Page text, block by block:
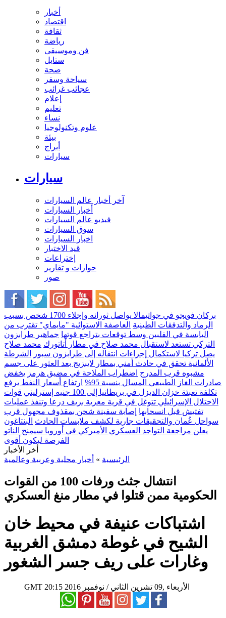
أخبار
اقتصاد
ثقافة
رياضة
فن وموسيقى
ستايل
صحة
سياحة وسفر
عجائب غرائب
إعلام
تعليم
نساء
علوم وتكنولوجيا
بيئة
أبراج
سيارات
سيارات
آخر أخبار عالم السيارات
أخبار السيارات
فيديو عالم السيارات
سوق السيارات
اخبار السيارات
قيد الاختبار
إختراعات
حوارات و تقارير
صور
بركان فويجو في جواتيمالا يواصل ثورانه وإجلاء 1700 شخص بسبب
الرماد والتدفقات الطينية العاصفة الاستوائية "مايماي" تقترب من
اليابسة في الفلبين وسط توقعات بتراجع قوتها جماهير طرابزون
التركي تستعد لاستقبال محمد صلاح في مطار أتاتورك محمد صلاح
يصل تركيا لاستكمال إجراءات انتقاله إلى طرابزون سبور
الشرطة
الألمانية تحقق في حادث أمني بمطار لايبزيج بعد العثور على جسم
مشبوه قرب المدرج اضطراب الملاحة في مضيق هرمز يخفض
صادرات الغاز الطبيعي المسال بنسبة 95%
ارتفاع أسعار النفط يرفع
تكلفة تعبئة خزان الديزل في بريطانيا إلى 100 جنيه إسترليني
قوات
الاحتلال الإسرائيلي تتوغل في قرية معرية بريف درعا وتنفذ عمليات
تفتيش قبل انسحابها إصابة سفينة شحن بمقذوف مجهول قرب
سواحل عُمان والتحقيقات جارية لكشف ملابسات الحادث البنتاغون
يعلن مراجعة التواجد العسكري الأميركي في أوروبا سيمنح الناتو
الفرصة ليكون أقوى
أخر الأخبار
الرئيسية » أخبار محلية وعربية وعالمية
انتشال جثث ورفات 100 من القوات
الحكومية ممن قتلوا في مطار منغ العسكري
اشتباكات عنيفة في محيط خان
الشيح في غوطة دمشق الغربية
وغارات على ريف جسر الشغور
GMT 20:15 2016 الأربعاء ,09 تشرين الثاني / نوفمبر